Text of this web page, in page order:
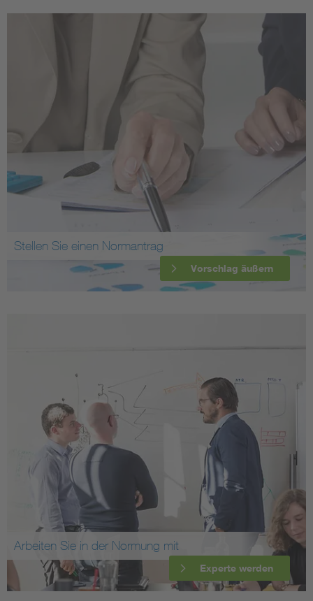
Stellen Sie einen Normantrag
Vorschlag äußern
Arbeiten Sie in der Normung mit
Experte werden